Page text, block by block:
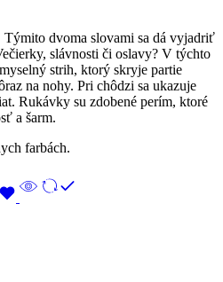
dvoma slovami sa dá vyjadriť
slávnosti či oslavy? V týchto
strih, ktorý skryje partie
na nohy. Pri chôdzi sa ukazuje
Rukávky su zdobené perím, ktoré
a šarm.
farbách.